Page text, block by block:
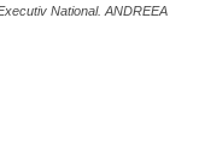
National. ANDREEA